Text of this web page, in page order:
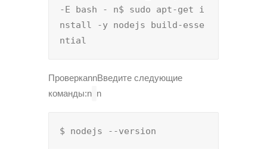
-E bash - n$ sudo apt-get i
nstall -y nodejs build-esse
ntial
ПроверкаnnВведите следующие
команды:n n
$ nodejs --version